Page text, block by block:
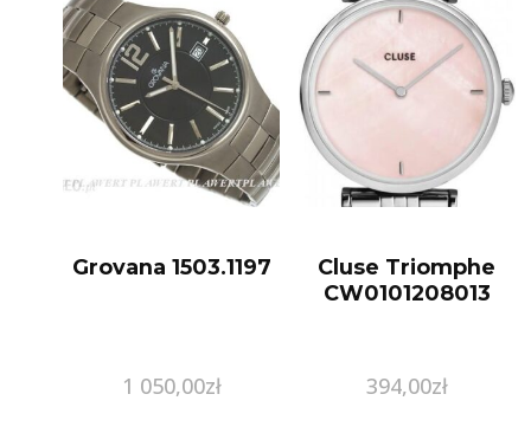
Grovana 1503.1197
1 050,00zł
Cluse Triomphe
CW0101208013
394,00zł